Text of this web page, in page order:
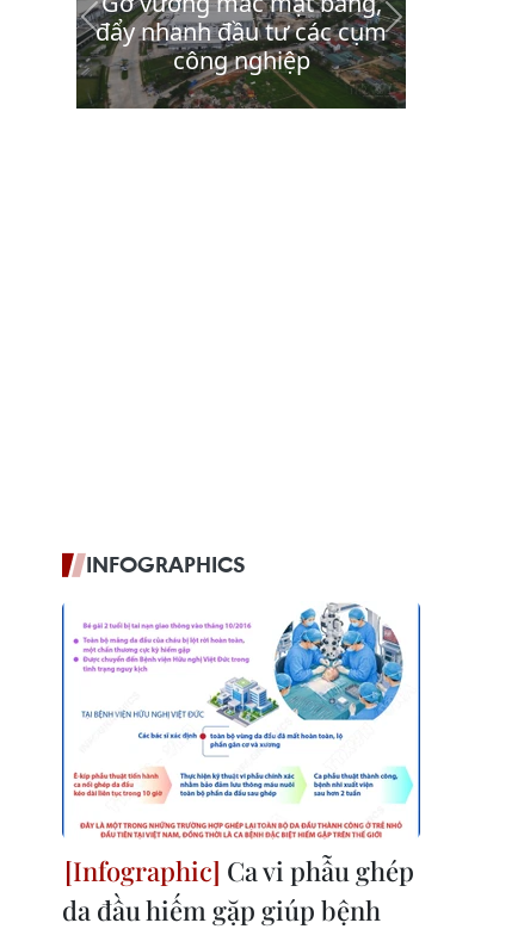
INFOGRAPHICS
Ca vi phẫu ghép
da đầu hiếm gặp giúp bệnh